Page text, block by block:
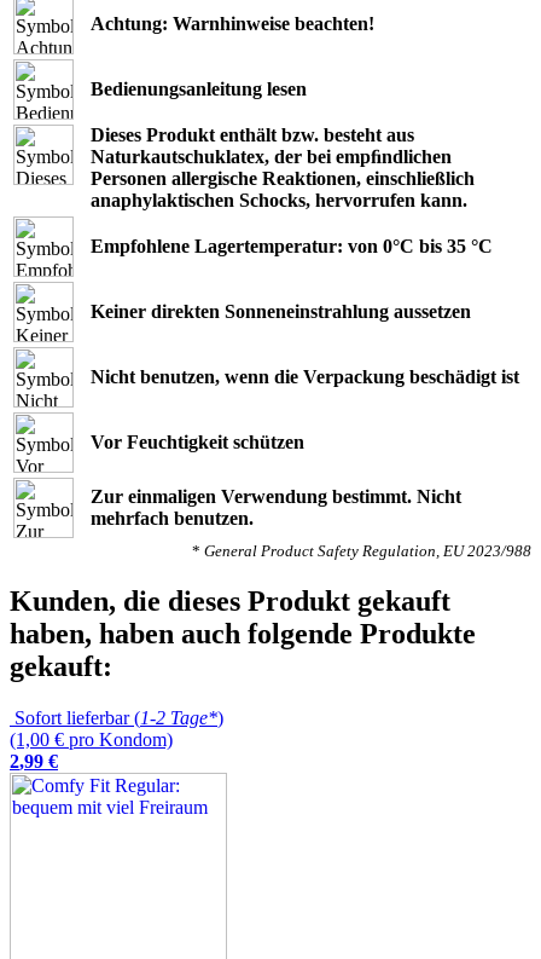
Achtung: Warnhinweise beachten!
Bedienungsanleitung lesen
Dieses Produkt enthält bzw. besteht aus
Naturkautschuklatex, der bei empﬁndlichen
Personen allergische Reaktionen, einschließlich
anaphylaktischen Schocks, hervorrufen kann.
Empfohlene Lagertemperatur: von 0°C bis 35 °C
Keiner direkten Sonneneinstrahlung aussetzen
Nicht benutzen, wenn die Verpackung beschädigt ist
Vor Feuchtigkeit schützen
Zur einmaligen Verwendung bestimmt. Nicht
mehrfach benutzen.
* General Product Safety Regulation, EU 2023/988
Kunden, die dieses Produkt gekauft
haben, haben auch folgende Produkte
gekauft:
Sofort lieferbar (1-2 Tage*)
(1,00 € pro Kondom)
2,99 €